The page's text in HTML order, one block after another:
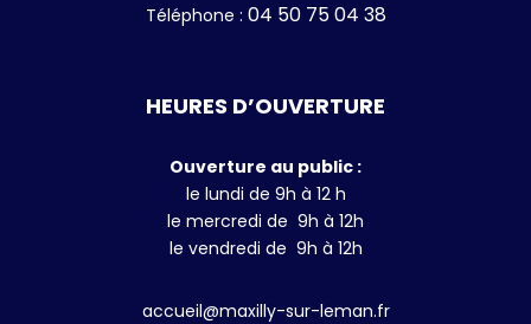
Téléphone : 04 50 75 04 38
HEURES D’OUVERTURE
Ouverture au public :
le lundi de 9h à 12 h
le mercredi de 9h à 12h
le vendredi de 9h à 12h
accueil@maxilly-sur-leman.fr